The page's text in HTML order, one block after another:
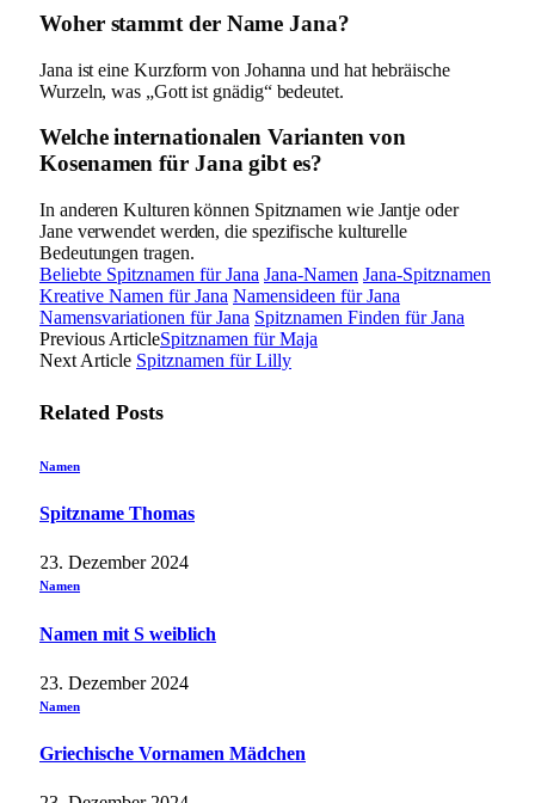
Woher stammt der Name Jana?
Jana ist eine Kurzform von Johanna und hat hebräische
Wurzeln, was „Gott ist gnädig“ bedeutet.
Welche internationalen Varianten von
Kosenamen für Jana gibt es?
In anderen Kulturen können Spitznamen wie Jantje oder
Jane verwendet werden, die spezifische kulturelle
Bedeutungen tragen.
Beliebte Spitznamen für Jana Jana-Namen Jana-Spitznamen
Kreative Namen für Jana Namensideen für Jana
Namensvariationen für Jana Spitznamen Finden für Jana
Previous ArticleSpitznamen für Maja
Next Article Spitznamen für Lilly
Related Posts
Namen
Spitzname Thomas
23. Dezember 2024
Namen
Namen mit S weiblich
23. Dezember 2024
Namen
Griechische Vornamen Mädchen